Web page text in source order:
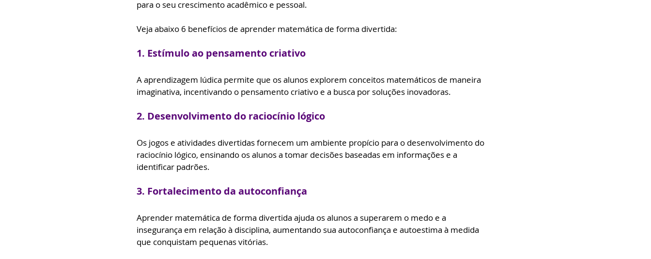
para o seu crescimento acadêmico e pessoal.
Veja abaixo 6 benefícios de aprender matemática de forma divertida:
1. Estímulo ao pensamento criativo
A aprendizagem lúdica permite que os alunos explorem conceitos matemáticos de maneira
imaginativa, incentivando o pensamento criativo e a busca por soluções inovadoras.
2. Desenvolvimento do raciocínio lógico
Os jogos e atividades divertidas fornecem um ambiente propício para o desenvolvimento do
raciocínio lógico, ensinando os alunos a tomar decisões baseadas em informações e a
identificar padrões.
3. Fortalecimento da autoconfiança
Aprender matemática de forma divertida ajuda os alunos a superarem o medo e a
insegurança em relação à disciplina, aumentando sua autoconfiança e autoestima à medida
que conquistam pequenas vitórias.